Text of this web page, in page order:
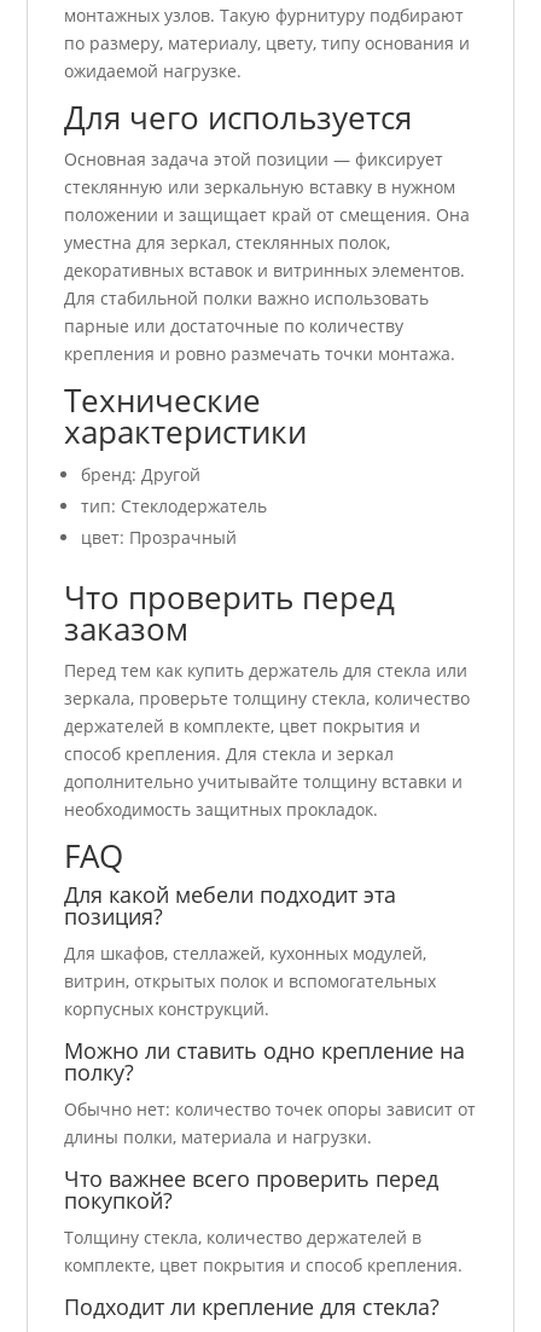
монтажных узлов. Такую фурнитуру подбирают
по размеру, материалу, цвету, типу основания и
ожидаемой нагрузке.
Для чего используется
Основная задача этой позиции — фиксирует
стеклянную или зеркальную вставку в нужном
положении и защищает край от смещения. Она
уместна для зеркал, стеклянных полок,
декоративных вставок и витринных элементов.
Для стабильной полки важно использовать
парные или достаточные по количеству
крепления и ровно размечать точки монтажа.
Технические
характеристики
бренд: Другой
тип: Стеклодержатель
цвет: Прозрачный
Что проверить перед
заказом
Перед тем как купить держатель для стекла или
зеркала, проверьте толщину стекла, количество
держателей в комплекте, цвет покрытия и
способ крепления. Для стекла и зеркал
дополнительно учитывайте толщину вставки и
необходимость защитных прокладок.
FAQ
Для какой мебели подходит эта
позиция?
Для шкафов, стеллажей, кухонных модулей,
витрин, открытых полок и вспомогательных
корпусных конструкций.
Можно ли ставить одно крепление на
полку?
Обычно нет: количество точек опоры зависит от
длины полки, материала и нагрузки.
Что важнее всего проверить перед
покупкой?
Толщину стекла, количество держателей в
комплекте, цвет покрытия и способ крепления.
Подходит ли крепление для стекла?